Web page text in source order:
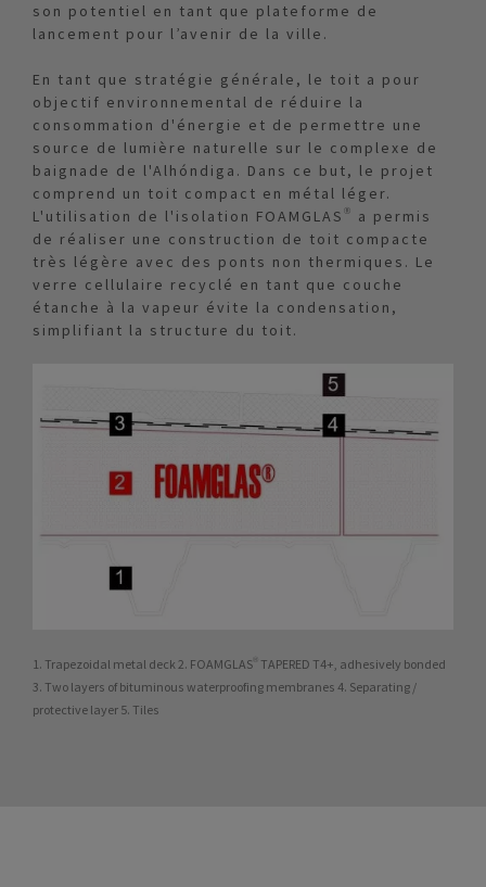
son potentiel en tant que plateforme de
lancement pour l’avenir de la ville.
En tant que stratégie générale, le toit a pour
objectif environnemental de réduire la
consommation d'énergie et de permettre une
source de lumière naturelle sur le complexe de
baignade de l'Alhóndiga. Dans ce but, le projet
comprend un toit compact en métal léger.
L'utilisation de l'isolation FOAMGLAS® a permis
de réaliser une construction de toit compacte
très légère avec des ponts non thermiques. Le
verre cellulaire recyclé en tant que couche
étanche à la vapeur évite la condensation,
simplifiant la structure du toit.
1. Trapezoidal metal deck 2. FOAMGLAS® TAPERED T4+, adhesively bonded
3. Two layers of bituminous waterproofing membranes 4. Separating /
protective layer 5. Tiles